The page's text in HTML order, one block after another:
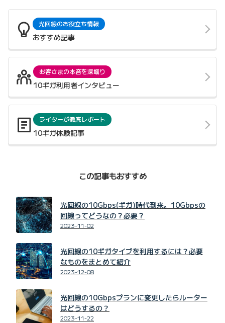
光回線のお役立ち情報
おすすめ記事
お客さまの本音を深堀り
10ギガ利用者インタビュー
ライターが徹底レポート
10ギガ体験記事
この記事もおすすめ
光回線の10Gbps(ギガ)時代到来。10Gbpsの
回線ってどうなの？必要？
2023-11-02
光回線の10ギガタイプを利用するには？必要
なものをまとめて紹介
2023-12-08
光回線の10Gbpsプランに変更したらルーター
はどうするの？
2023-11-22